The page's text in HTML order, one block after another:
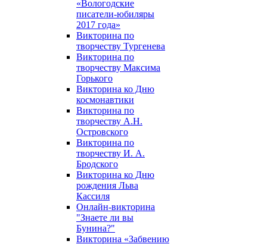
«Вологодские
писатели-юбиляры
2017 года»
Викторина по
творчеству Тургенева
Викторина по
творчеству Максима
Горького
Викторина ко Дню
космонавтики
Викторина по
творчеству А.Н.
Островского
Викторина по
творчеству И. А.
Бродского
Викторина ко Дню
рождения Льва
Кассиля
Онлайн-викторина
"Знаете ли вы
Бунина?"
Викторина «Забвению